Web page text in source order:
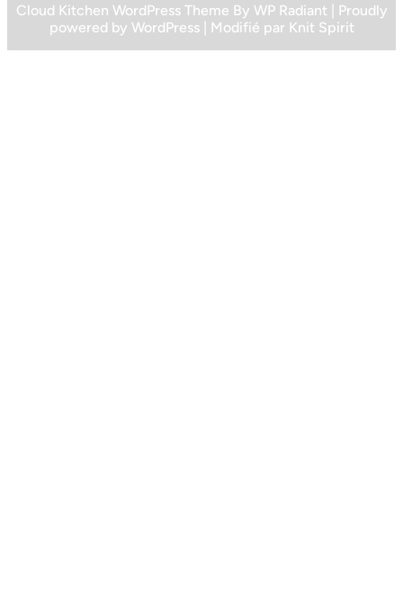
Cloud Kitchen WordPress Theme By WP Radiant | Proudly
powered by WordPress| Modifié par Knit Spirit